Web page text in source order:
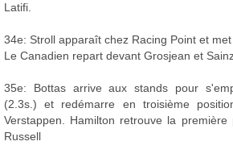
Latifi.
34e: Stroll apparaît chez Racing Point et
Le Canadien repart devant Grosjean et
35e: Bottas arrive aux stands pour
(2.3s.) et redémarre en troisième
Verstappen. Hamilton retrouve la
Russell